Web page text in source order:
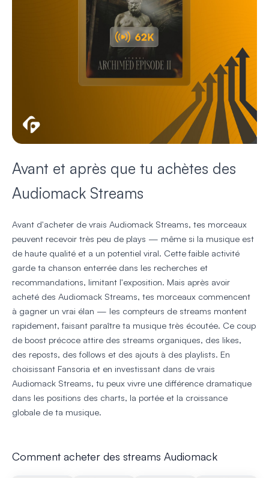
Avant et après que tu achètes des
Audiomack Streams
Avant d'acheter de vrais Audiomack Streams, tes morceaux
peuvent recevoir très peu de plays — même si la musique est
de haute qualité et a un potentiel viral. Cette faible activité
garde ta chanson enterrée dans les recherches et
recommandations, limitant l'exposition. Mais après avoir
acheté des Audiomack Streams, tes morceaux commencent
à gagner un vrai élan — les compteurs de streams montent
rapidement, faisant paraître ta musique très écoutée. Ce coup
de boost précoce attire des streams organiques, des likes,
des reposts, des follows et des ajouts à des playlists. En
choisissant Fansoria et en investissant dans de vrais
Audiomack Streams, tu peux vivre une différence dramatique
dans les positions des charts, la portée et la croissance
globale de ta musique.
Comment acheter des streams Audiomack